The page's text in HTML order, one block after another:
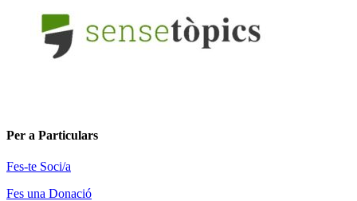
Per a Particulars
Fes-te Soci/a
Fes una Donació